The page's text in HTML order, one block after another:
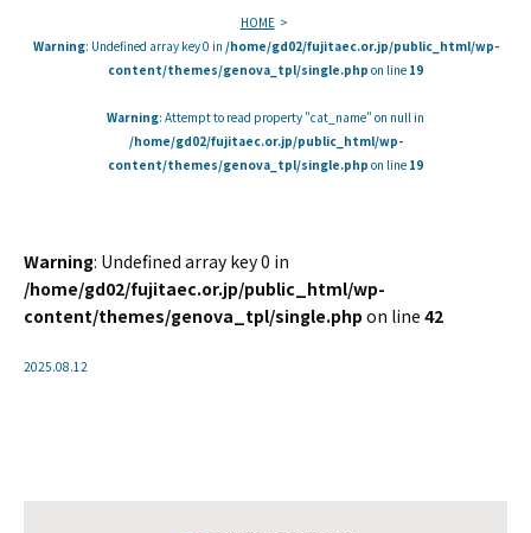
HOME
Warning: Undefined array key 0 in /home/gd02/fujitaec.or.jp/public_html/wp-
content/themes/genova_tpl/single.php on line 19
Warning: Attempt to read property "cat_name" on null in
/home/gd02/fujitaec.or.jp/public_html/wp-
content/themes/genova_tpl/single.php on line 19
Warning: Undefined array key 0 in
/home/gd02/fujitaec.or.jp/public_html/wp-
content/themes/genova_tpl/single.php on line 42
2025.08.12